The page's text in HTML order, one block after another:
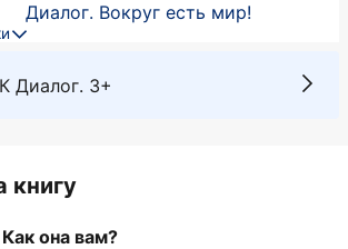
Диалог. 3+
Диалог. Вокруг есть мир!
книгу
она вам?